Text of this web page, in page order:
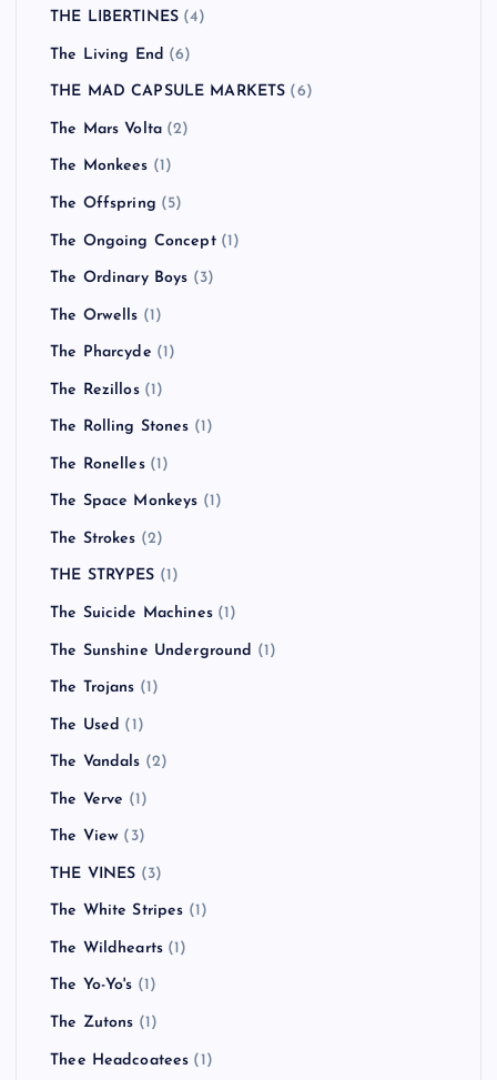
THE LIBERTINES (4)
The Living End (6)
THE MAD CAPSULE MARKETS (6)
The Mars Volta (2)
The Monkees (1)
The Offspring (5)
The Ongoing Concept(1)
The Ordinary Boys (3)
The Orwells (1)
The Pharcyde (1)
The Rezillos(1)
The Rolling Stones (1)
The Ronelles(1)
The Space Monkeys (1)
The Strokes (2)
THE STRYPES (1)
The Suicide Machines(1)
The Sunshine Underground (1)
The Trojans (1)
The Used (1)
The Vandals (2)
The Verve (1)
The View (3)
THE VINES (3)
The White Stripes (1)
The Wildhearts (1)
The Yo-Yo's (1)
The Zutons (1)
Thee Headcoatees (1)